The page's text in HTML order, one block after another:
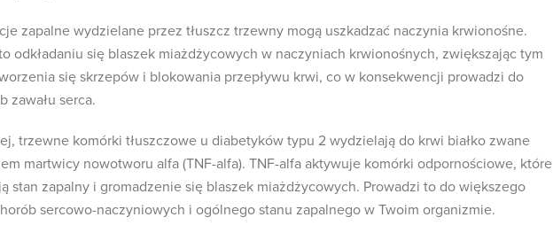
zapalne wydzielane przez tłuszcz trzewny mogą uszkadzać naczynia krwionośne.
odkładaniu się blaszek miażdżycowych w naczyniach krwionośnych, zwiększając tym
się skrzepów i blokowania przepływu krwi, co w konsekwencji prowadzi do
zawału serca.
trzewne komórki tłuszczowe u diabetyków typu 2 wydzielają do krwi białko zwane
martwicy nowotworu alfa (TNF-alfa). TNF-alfa aktywuje komórki odpornościowe, które
stan zapalny i gromadzenie się blaszek miażdżycowych. Prowadzi to do większego
sercowo-naczyniowych i ogólnego stanu zapalnego w Twoim organizmie.